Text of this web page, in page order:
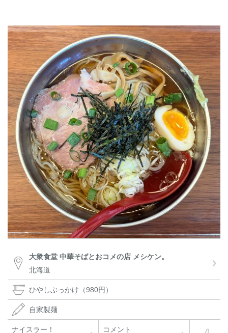
大衆食堂 中華そばとおコメの店 メシケン。
北海道
ひやしぶっかけ（980円）
自家製麺
ナイスラー！ コメント